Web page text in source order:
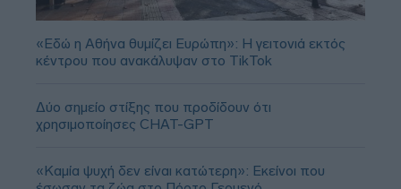
«Εδώ η Αθήνα θυμίζει Ευρώπη»: H γειτονιά εκτός
κέντρου που ανακάλυψαν στο TikTok
Δύο σημείο στίξης που προδίδουν ότι
χρησιμοποίησες CHAT-GPT
«Καμία ψυχή δεν είναι κατώτερη»: Εκείνοι που